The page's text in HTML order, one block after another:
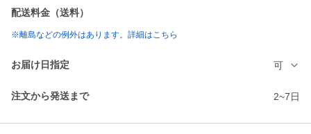
配送料金（送料）
※離島などの例外はあります。詳細はこちら
お届け日指定 可
注文から発送まで 2~7日